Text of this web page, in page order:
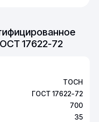
17622-72
ТОСН
ГОСТ 17622-72
700
35